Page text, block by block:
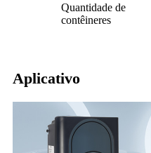
Quantidade de
contêineres
Aplicativo